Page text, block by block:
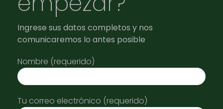
Ingrese sus datos completos y nos
comunicaremos lo antes posible
Nombre (requerido)
Tu correo electrónico (requerido)